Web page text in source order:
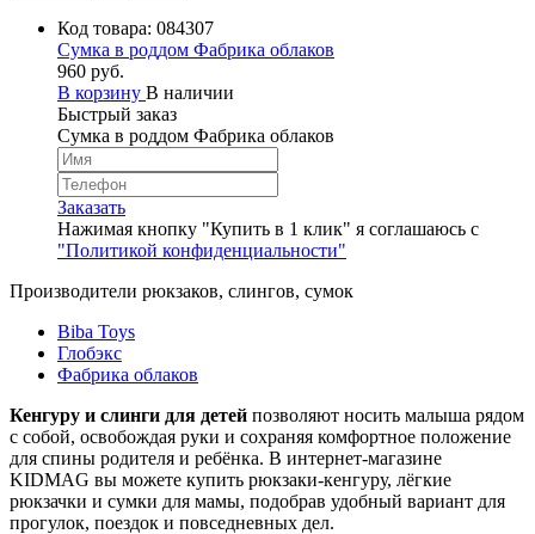
Код товара: 084307
Сумка в роддом Фабрика облаков
960 руб.
В корзину В наличии
Быстрый заказ
Сумка в роддом Фабрика облаков
Заказать
Нажимая кнопку "Купить в 1 клик" я соглашаюсь с
"Политикой конфиденциальности"
Производители рюкзаков, слингов, сумок
Biba Toys
Глобэкс
Фабрика облаков
Кенгуру и слинги для детей позволяют носить малыша рядом
с собой, освобождая руки и сохраняя комфортное положение
для спины родителя и ребёнка. В интернет‑магазине
KIDMAG вы можете купить рюкзаки‑кенгуру, лёгкие
рюкзачки и сумки для мамы, подобрав удобный вариант для
прогулок, поездок и повседневных дел.